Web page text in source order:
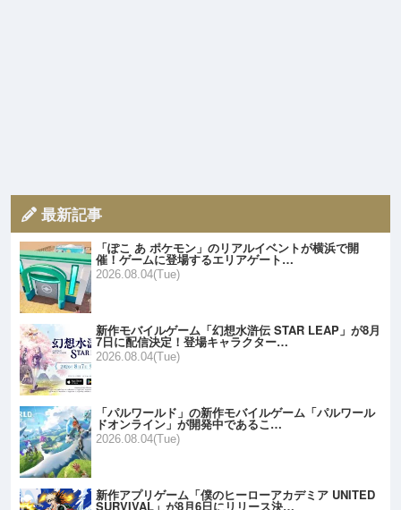
最新記事
「ぽこ あ ポケモン」のリアルイベントが横浜で開
催！ゲームに登場するエリアゲート…
2026.08.04(Tue)
新作モバイルゲーム「幻想水滸伝 STAR LEAP」が8月
7日に配信決定！登場キャラクター…
2026.08.04(Tue)
「パルワールド」の新作モバイルゲーム「パルワール
ドオンライン」が開発中であるこ…
2026.08.04(Tue)
新作アプリゲーム「僕のヒーローアカデミア UNITED
SURVIVAL」が8月6日にリリース決…